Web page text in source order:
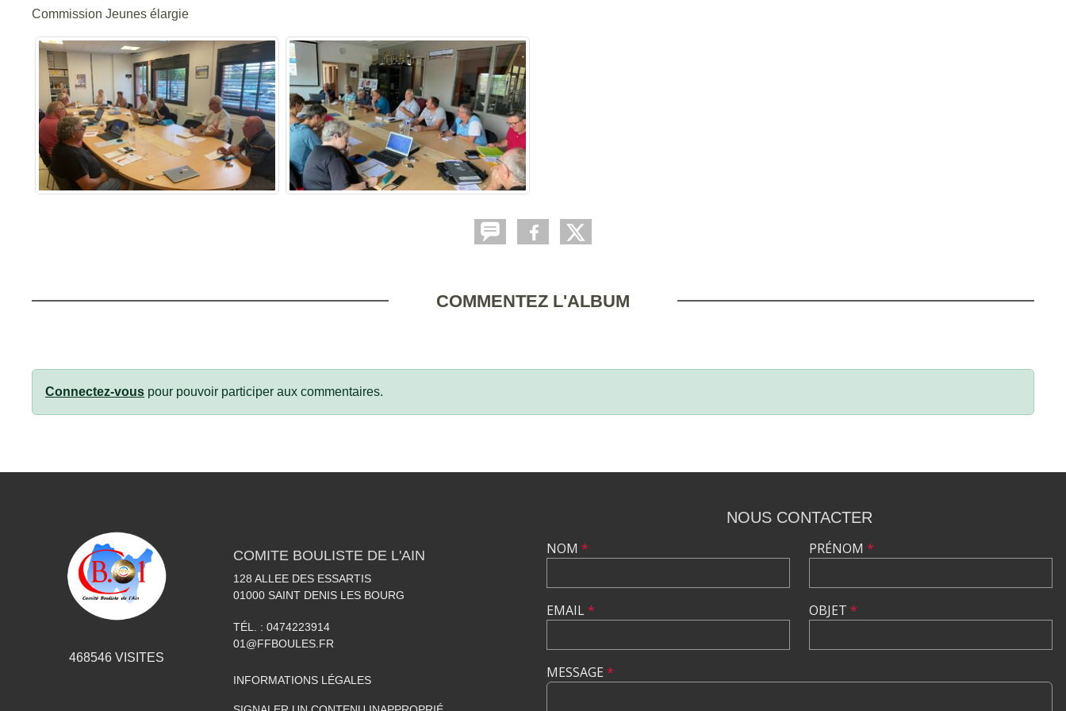
Commission Jeunes élargie
COMMENTEZ L'ALBUM
Connectez-vous pour pouvoir participer aux commentaires.
468546 VISITES
COMITE BOULISTE DE L'AIN
128 ALLEE DES ESSARTIS
01000 SAINT DENIS LES BOURG
TÉL. : 0474223914
01@FFBOULES.FR
INFORMATIONS LÉGALES
NOUS CONTACTER
NOM *
EMAIL*
PRÉNOM *
OBJET *
MESSAGE *